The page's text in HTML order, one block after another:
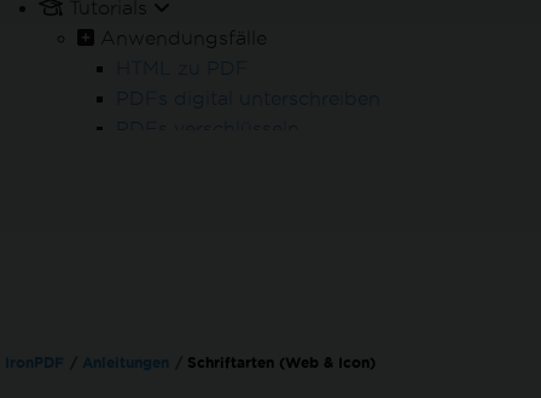
Tutorials
Anwendungsfälle
HTML zu PDF
PDFs digital unterschreiben
PDFs verschlüsseln
PDF-Barrierefreiheit (PDF/UA)
IronPDF Anleitungen Schriftarten (Web & Icon)
Testen Sie die Enterprise Testversion